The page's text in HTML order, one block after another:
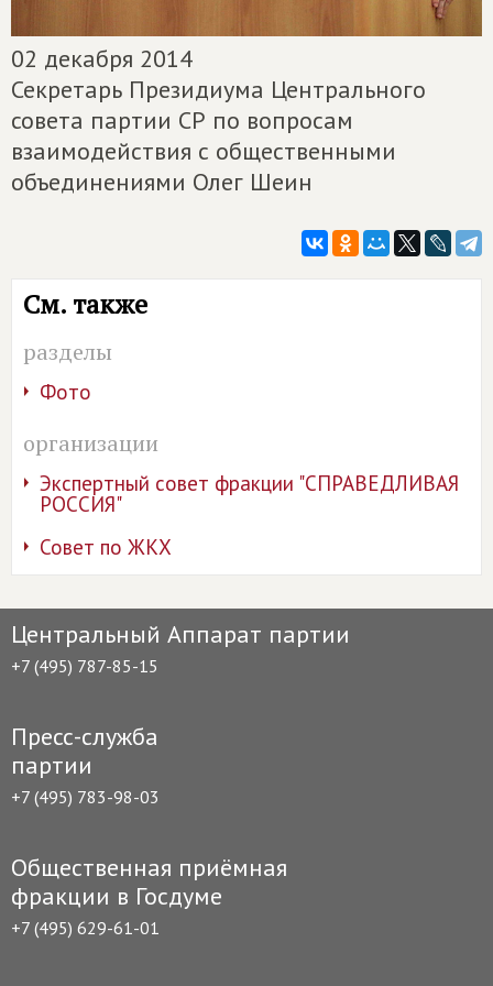
02 декабря 2014
Секретарь Президиума Центрального
совета партии СР по вопросам
взаимодействия с общественными
объединениями Олег Шеин
См. также
разделы
Фото
организации
Экспертный совет фракции "СПРАВЕДЛИВАЯ
РОССИЯ"
Совет по ЖКХ
Центральный Аппарат партии
+7 (495) 787-85-15
Пресс-служба
партии
+7 (495) 783-98-03
Общественная приёмная
фракции в Госдуме
+7 (495) 629-61-01